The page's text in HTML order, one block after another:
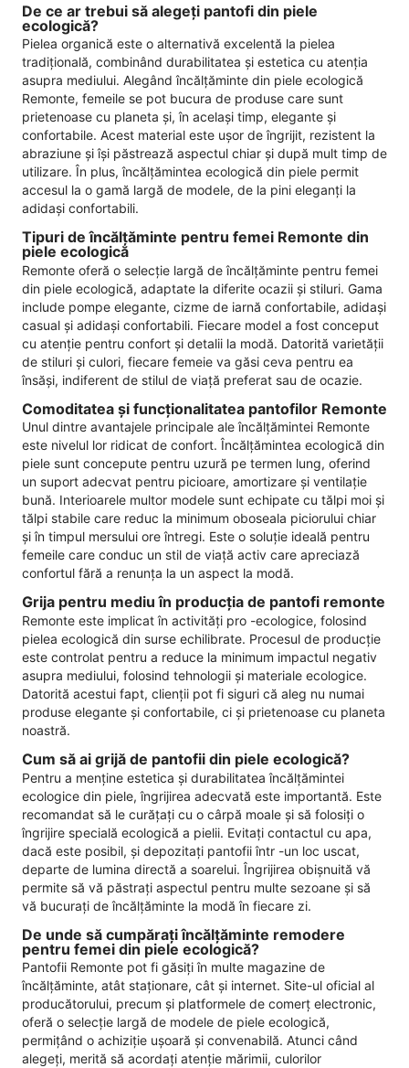
De ce ar trebui să alegeți pantofi din piele
ecologică?
Pielea organică este o alternativă excelentă la pielea
tradițională, combinând durabilitatea și estetica cu atenția
asupra mediului. Alegând încălțăminte din piele ecologică
Remonte, femeile se pot bucura de produse care sunt
prietenoase cu planeta și, în același timp, elegante și
confortabile. Acest material este ușor de îngrijit, rezistent la
abraziune și își păstrează aspectul chiar și după mult timp de
utilizare. În plus, încălțămintea ecologică din piele permit
accesul la o gamă largă de modele, de la pini eleganți la
adidași confortabili.
Tipuri de încălțăminte pentru femei Remonte din
piele ecologică
Remonte oferă o selecție largă de încălțăminte pentru femei
din piele ecologică, adaptate la diferite ocazii și stiluri. Gama
include pompe elegante, cizme de iarnă confortabile, adidași
casual și adidași confortabili. Fiecare model a fost conceput
cu atenție pentru confort și detalii la modă. Datorită varietății
de stiluri și culori, fiecare femeie va găsi ceva pentru ea
însăși, indiferent de stilul de viață preferat sau de ocazie.
Comoditatea și funcționalitatea pantofilor Remonte
Unul dintre avantajele principale ale încălțămintei Remonte
este nivelul lor ridicat de confort. Încălțămintea ecologică din
piele sunt concepute pentru uzură pe termen lung, oferind
un suport adecvat pentru picioare, amortizare și ventilație
bună. Interioarele multor modele sunt echipate cu tălpi moi și
tălpi stabile care reduc la minimum oboseala piciorului chiar
și în timpul mersului ore întregi. Este o soluție ideală pentru
femeile care conduc un stil de viață activ care apreciază
confortul fără a renunța la un aspect la modă.
Grija pentru mediu în producția de pantofi remonte
Remonte este implicat în activități pro -ecologice, folosind
pielea ecologică din surse echilibrate. Procesul de producție
este controlat pentru a reduce la minimum impactul negativ
asupra mediului, folosind tehnologii și materiale ecologice.
Datorită acestui fapt, clienții pot fi siguri că aleg nu numai
produse elegante și confortabile, ci și prietenoase cu planeta
noastră.
Cum să ai grijă de pantofii din piele ecologică?
Pentru a menține estetica și durabilitatea încălțămintei
ecologice din piele, îngrijirea adecvată este importantă. Este
recomandat să le curățați cu o cârpă moale și să folosiți o
îngrijire specială ecologică a pielii. Evitați contactul cu apa,
dacă este posibil, și depozitați pantofii într -un loc uscat,
departe de lumina directă a soarelui. Îngrijirea obișnuită vă
permite să vă păstrați aspectul pentru multe sezoane și să
vă bucurați de încălțăminte la modă în fiecare zi.
De unde să cumpărați încălțăminte remodere
pentru femei din piele ecologică?
Pantofii Remonte pot fi găsiți în multe magazine de
încălțăminte, atât staționare, cât și internet. Site-ul oficial al
producătorului, precum și platformele de comerț electronic,
oferă o selecție largă de modele de piele ecologică,
permițând o achiziție ușoară și convenabilă. Atunci când
alegeți, merită să acordați atenție mărimii, culorilor